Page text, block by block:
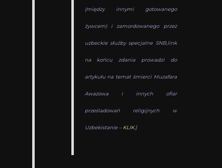
(między innymi gotowanego
żywcem) i zamordowanego przez
uzbeckie służby specjalne SNB,link
na końcu zdania prowadzi do
artykułu na temat śmierci Muzafara
Awazowa i innych ofiar
prześladowań religijnych w
Uzbekistanie– KLIK.]